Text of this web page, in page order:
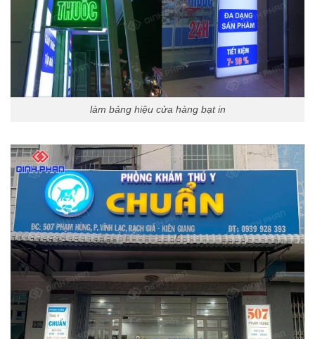
làm bảng hiệu cửa hàng bạt in